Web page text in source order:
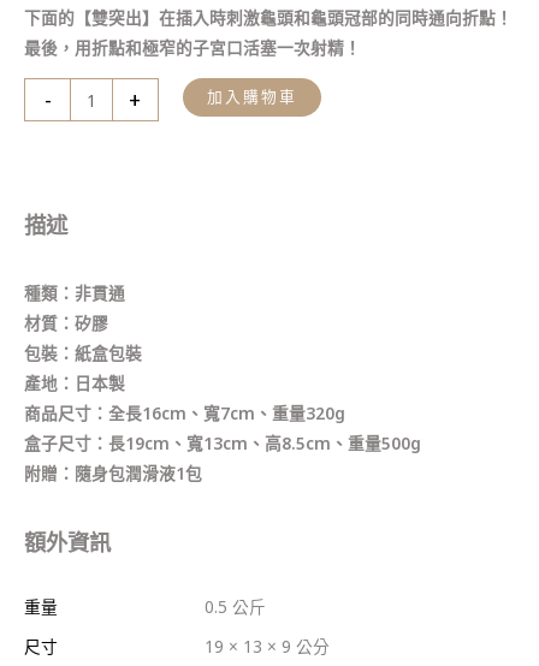
下面的【雙突出】在插入時刺激龜頭和龜頭冠部的同時通向折點！
最後，用折點和極窄的子宮口活塞一次射精！
- + 加入購物車
描述
種類：非貫通
材質：矽膠
包裝：紙盒包裝
產地：日本製
商品尺寸：全長16cm、寬7cm、重量320g
盒子尺寸：長19cm、寬13cm、高8.5cm、重量500g
附贈：隨身包潤滑液1包
額外資訊
重量
0.5 公斤
尺寸
19 × 13 × 9 公分